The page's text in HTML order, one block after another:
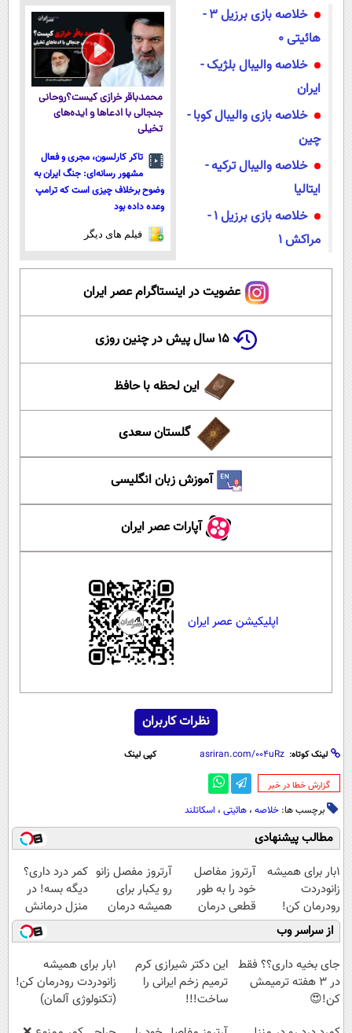
خلاصه بازی برزیل 3 -
هائیتی 0
خلاصه والیبال بلژیک -
ایران
خلاصه بازی والیبال کوبا -
چین
خلاصه والیبال ترکیه -
ایتالیا
خلاصه بازی برزیل ۱ -
مراکش ۱
محمدباقر خرازی کیست؟روحانی
جنجالی با ادعاها و ایده‌های
تخیلی
تاکر کارلسون، مجری و فعال
مشهور رسانه‌ای: جنگ ایران به
وضوح برخلاف چیزی است که ترامپ
وعده داده بود
فیلم های دیگر
عضویت در اینستاگرام عصر ایران
۱۵ سال پیش در چنین روزی
این لحظه با حافظ
گلستان سعدی
آموزش زبان انگلیسی
آپارات عصر ایران
اپلیکیشن عصر ایران
نظرات کاربران
لینک کوتاه: کپی لینک
‌گزارش خطا در خبر
برچسب ها: خلاصه‌ ، هائیتی ، اسکاتلند
مطالب پیشنهادی
1بار برای همیشه
زانودردت
رودرمان کن!
(تکنولوژی آلمان)
◂پرسشنامه▸
آرتروز مفاصل
خود را به طور
قطعی درمان
کنید!
◗پرسش‌نامه◖
آرتروز مفصل زانو
رو یکبار برای
همیشه درمان
کن!
◗پرسش‌نامه◖
کمر درد داری؟
دیگه بسه! در
منزل درمانش
کن
(◀پرسش‌نامه)
از سراسر وب
جای بخیه داری؟؟ فقط
در 3 هفته ترمیمش
کن!😍
این دکتر شیرازی کرم
ترمیم زخم ایرانی را
ساخت!!!
1بار برای همیشه
زانودردت رودرمان کن!
(تکنولوژی آلمان)